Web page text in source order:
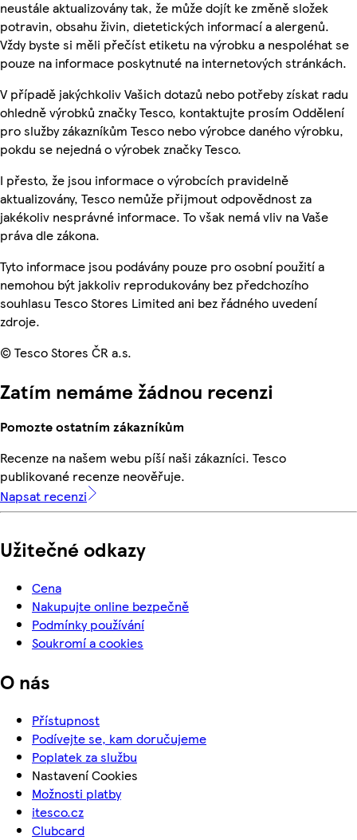
neustále aktualizovány tak, že může dojít ke změně složek
potravin, obsahu živin, dietetických informací a alergenů.
Vždy byste si měli přečíst etiketu na výrobku a nespoléhat se
pouze na informace poskytnuté na internetových stránkách.
V případě jakýchkoliv Vašich dotazů nebo potřeby získat radu
ohledně výrobků značky Tesco, kontaktujte prosím Oddělení
pro služby zákazníkům Tesco nebo výrobce daného výrobku,
pokdu se nejedná o výrobek značky Tesco.
I přesto, že jsou informace o výrobcích pravidelně
aktualizovány, Tesco nemůže přijmout odpovědnost za
jakékoliv nesprávné informace. To však nemá vliv na Vaše
práva dle zákona.
Tyto informace jsou podávány pouze pro osobní použití a
nemohou být jakkoliv reprodukovány bez předchozího
souhlasu Tesco Stores Limited ani bez řádného uvedení
zdroje.
© Tesco Stores ČR a.s.
Zatím nemáme žádnou recenzi
Pomozte ostatním zákazníkům
Recenze na našem webu píší naši zákazníci. Tesco
publikované recenze neověřuje.
Napsat recenzi
Užitečné odkazy
Cena
Nakupujte online bezpečně
Podmínky používání
Soukromí a cookies
O nás
Přístupnost
Podívejte se, kam doručujeme
Poplatek za službu
Nastavení Cookies
Možnosti platby
itesco.cz
Clubcard